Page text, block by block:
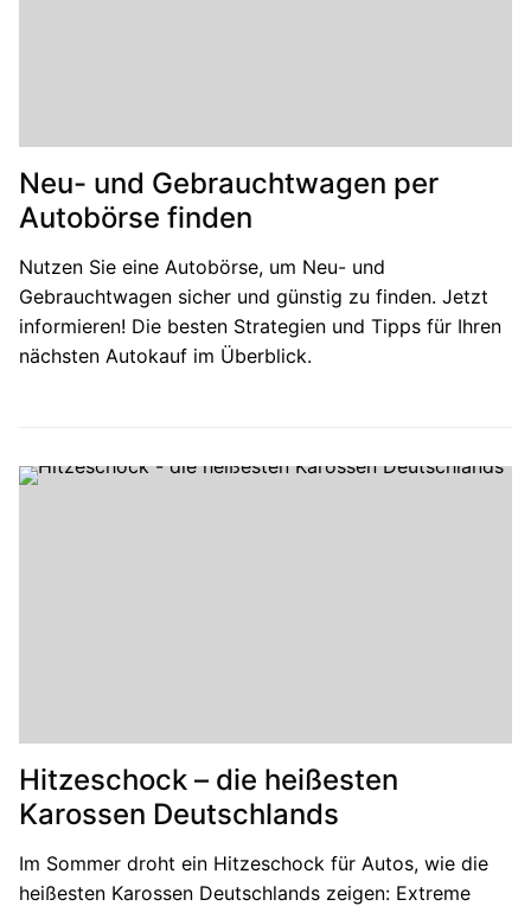
Neu- und Gebrauchtwagen per
Autobörse finden
Nutzen Sie eine Autobörse, um Neu- und
Gebrauchtwagen sicher und günstig zu finden. Jetzt
informieren! Die besten Strategien und Tipps für Ihren
nächsten Autokauf im Überblick.
Hitzeschock – die heißesten
Karossen Deutschlands
Im Sommer droht ein Hitzeschock für Autos, wie die
heißesten Karossen Deutschlands zeigen: Extreme